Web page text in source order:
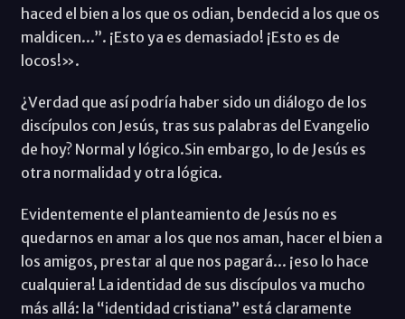
haced el bien a los que os odian, bendecid a los que os
maldicen...”. ¡Esto ya es demasiado! ¡Esto es de
locos!».
¿Verdad que así podría haber sido un diálogo de los
discípulos con Jesús, tras sus palabras del Evangelio
de hoy? Normal y lógico.Sin embargo, lo de Jesús es
otra normalidad y otra lógica.
Evidentemente el planteamiento de Jesús no es
quedarnos en amar a los que nos aman, hacer el bien a
los amigos, prestar al que nos pagará... ¡eso lo hace
cualquiera! La identidad de sus discípulos va mucho
más allá: la “identidad cristiana” está claramente